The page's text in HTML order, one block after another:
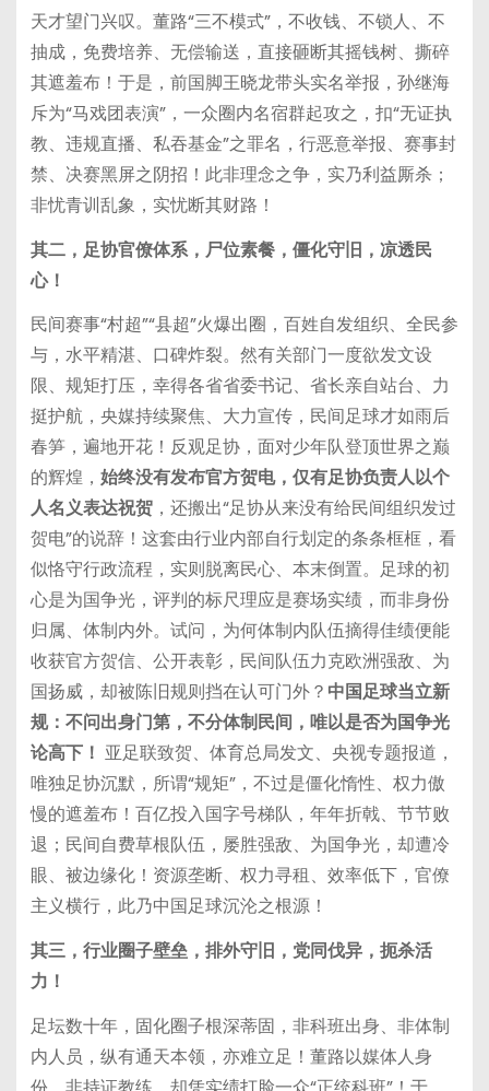
天才望门兴叹。董路“三不模式”，不收钱、不锁人、不
抽成，免费培养、无偿输送，直接砸断其摇钱树、撕碎
其遮羞布！于是，前国脚王晓龙带头实名举报，孙继海
斥为“马戏团表演”，一众圈内名宿群起攻之，扣“无证执
教、违规直播、私吞基金”之罪名，行恶意举报、赛事封
禁、决赛黑屏之阴招！此非理念之争，实乃利益厮杀；
非忧青训乱象，实忧断其财路！
其二，足协官僚体系，尸位素餐，僵化守旧，凉透民
心！
民间赛事“村超”“县超”火爆出圈，百姓自发组织、全民参
与，水平精湛、口碑炸裂。然有关部门一度欲发文设
限、规矩打压，幸得各省省委书记、省长亲自站台、力
挺护航，央媒持续聚焦、大力宣传，民间足球才如雨后
春笋，遍地开花！反观足协，面对少年队登顶世界之巅
的辉煌， 始终没有发布官方贺电，仅有足协负责人以个
人名义表达祝贺，还搬出“足协从来没有给民间组织发过
贺电”的说辞！这套由行业内部自行划定的条条框框，看
似恪守行政流程，实则脱离民心、本末倒置。足球的初
心是为国争光，评判的标尺理应是赛场实绩，而非身份
归属、体制内外。试问，为何体制内队伍摘得佳绩便能
收获官方贺信、公开表彰，民间队伍力克欧洲强敌、为
国扬威，却被陈旧规则挡在认可门外？ 中国足球当立新
规：不问出身门第，不分体制民间，唯以是否为国争光
论高下！ 亚足联致贺、体育总局发文、央视专题报道，
唯独足协沉默，所谓“规矩”，不过是僵化惰性、权力傲
慢的遮羞布！百亿投入国字号梯队，年年折戟、节节败
退；民间自费草根队伍，屡胜强敌、为国争光，却遭冷
眼、被边缘化！资源垄断、权力寻租、效率低下，官僚
主义横行，此乃中国足球沉沦之根源！
其三，行业圈子壁垒，排外守旧，党同伐异，扼杀活
力！
足坛数十年，固化圈子根深蒂固，非科班出身、非体制
内人员，纵有通天本领，亦难立足！董路以媒体人身